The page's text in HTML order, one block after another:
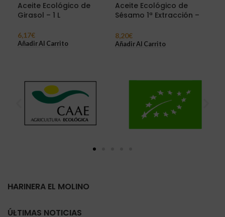
Aceite Ecológico de
Girasol – 1 L
6,17€
Añadir Al Carrito
Aceite Ecológico de
Sésamo 1ª Extracción –
8,20€
Añadir Al Carrito
HARINERA EL MOLINO
ÚLTIMAS NOTICIAS